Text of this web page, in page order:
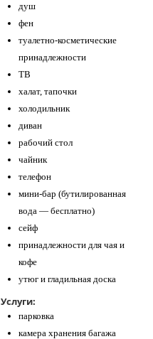
душ
фен
туалетно-косметические
принадлежности
ТВ
халат, тапочки
холодильник
диван
рабочий стол
чайник
телефон
мини-бар (бутилированная
вода — бесплатно)
сейф
принадлежности для чая и
кофе
утюг и гладильная доска
Услуги:
парковка
камера хранения багажа